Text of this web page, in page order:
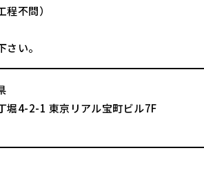
不問）
い。
堀4-2-1 東京リアル宝町ビル7F